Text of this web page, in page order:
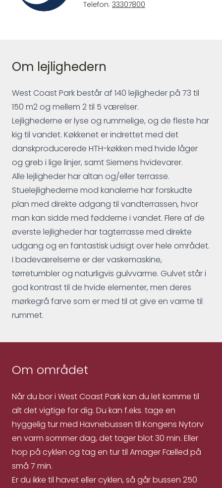
Telefon: 33307800
Om lejlighedern
West Coast Park består af 140 lejligheder på 73 til
150 m2 og mellem 2 til 5 værelser.
Lejlighederne er lyse og rummelige, og de fleste har
kig til vandet. Køkkenet er indrettet med det
danskproducerede HTH-køkken med hvide låger
og greb i lige linjer, samt Siemens hvidevarer.
Alle lejligheder har altan og/eller terrasse.
Stuelejlighederne mod kanalerne har forskudte
plan med direkte adgang til vandterrassen, hvor
man kan sidde med fødderne i vandet. Flere af de
øverste lejligheder har tagterrasse med direkte
udgang og en fantastisk udsigt over hele området.
I badeværelserne er der vaskemaskine,
tørretumbler og naturligvis gulvvarme. Gulvet står i
god kontrast til de hvide elementer, men deres
mørkegrå farve som er med til at give en varme til
rummet.
Om området
Når du bor i West Coast Park kan du let komme til
alt det vigtige for dig. Du kan f.eks. tage en
hyggelig tur med Havnebussen til Kongens Nytorv
en varm sommer dag, det tager blot 30 min. Eller
hop på cyklen og tag en tur til Amager Fælled på
små 7 min.
Er du ikke til havet eller cyklen, så går bussen 250